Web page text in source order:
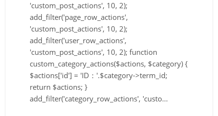
'custom_post_actions', 10, 2);
add_filter('page_row_actions',
'custom_post_actions', 10, 2);
add_filter('user_row_actions',
'custom_post_actions', 10, 2); function
custom_category_actions($actions, $category) {
$actions['id'] = 'ID：'.$category->term_id;
return $actions; }
add_filter('category_row_actions', 'custo...